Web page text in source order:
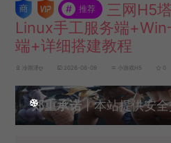
# 推荐
三网H5
Linux手工服务端
端+详细搭建教程
冷雨泽ღ 2026-06-09 小游戏H5 0
郑重承诺丨本站提供安